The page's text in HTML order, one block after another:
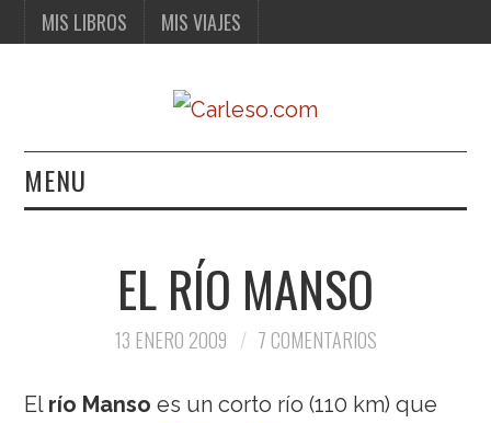
MIS LIBROS MIS VIAJES
MENU
MIS VIAJESEL RÍO MANSO
13 ENERO 2009 7 COMENTARIOS
El río Manso es un corto río (110 km) que